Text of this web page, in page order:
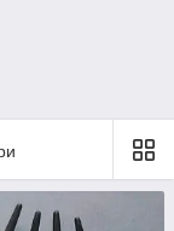
декоративних